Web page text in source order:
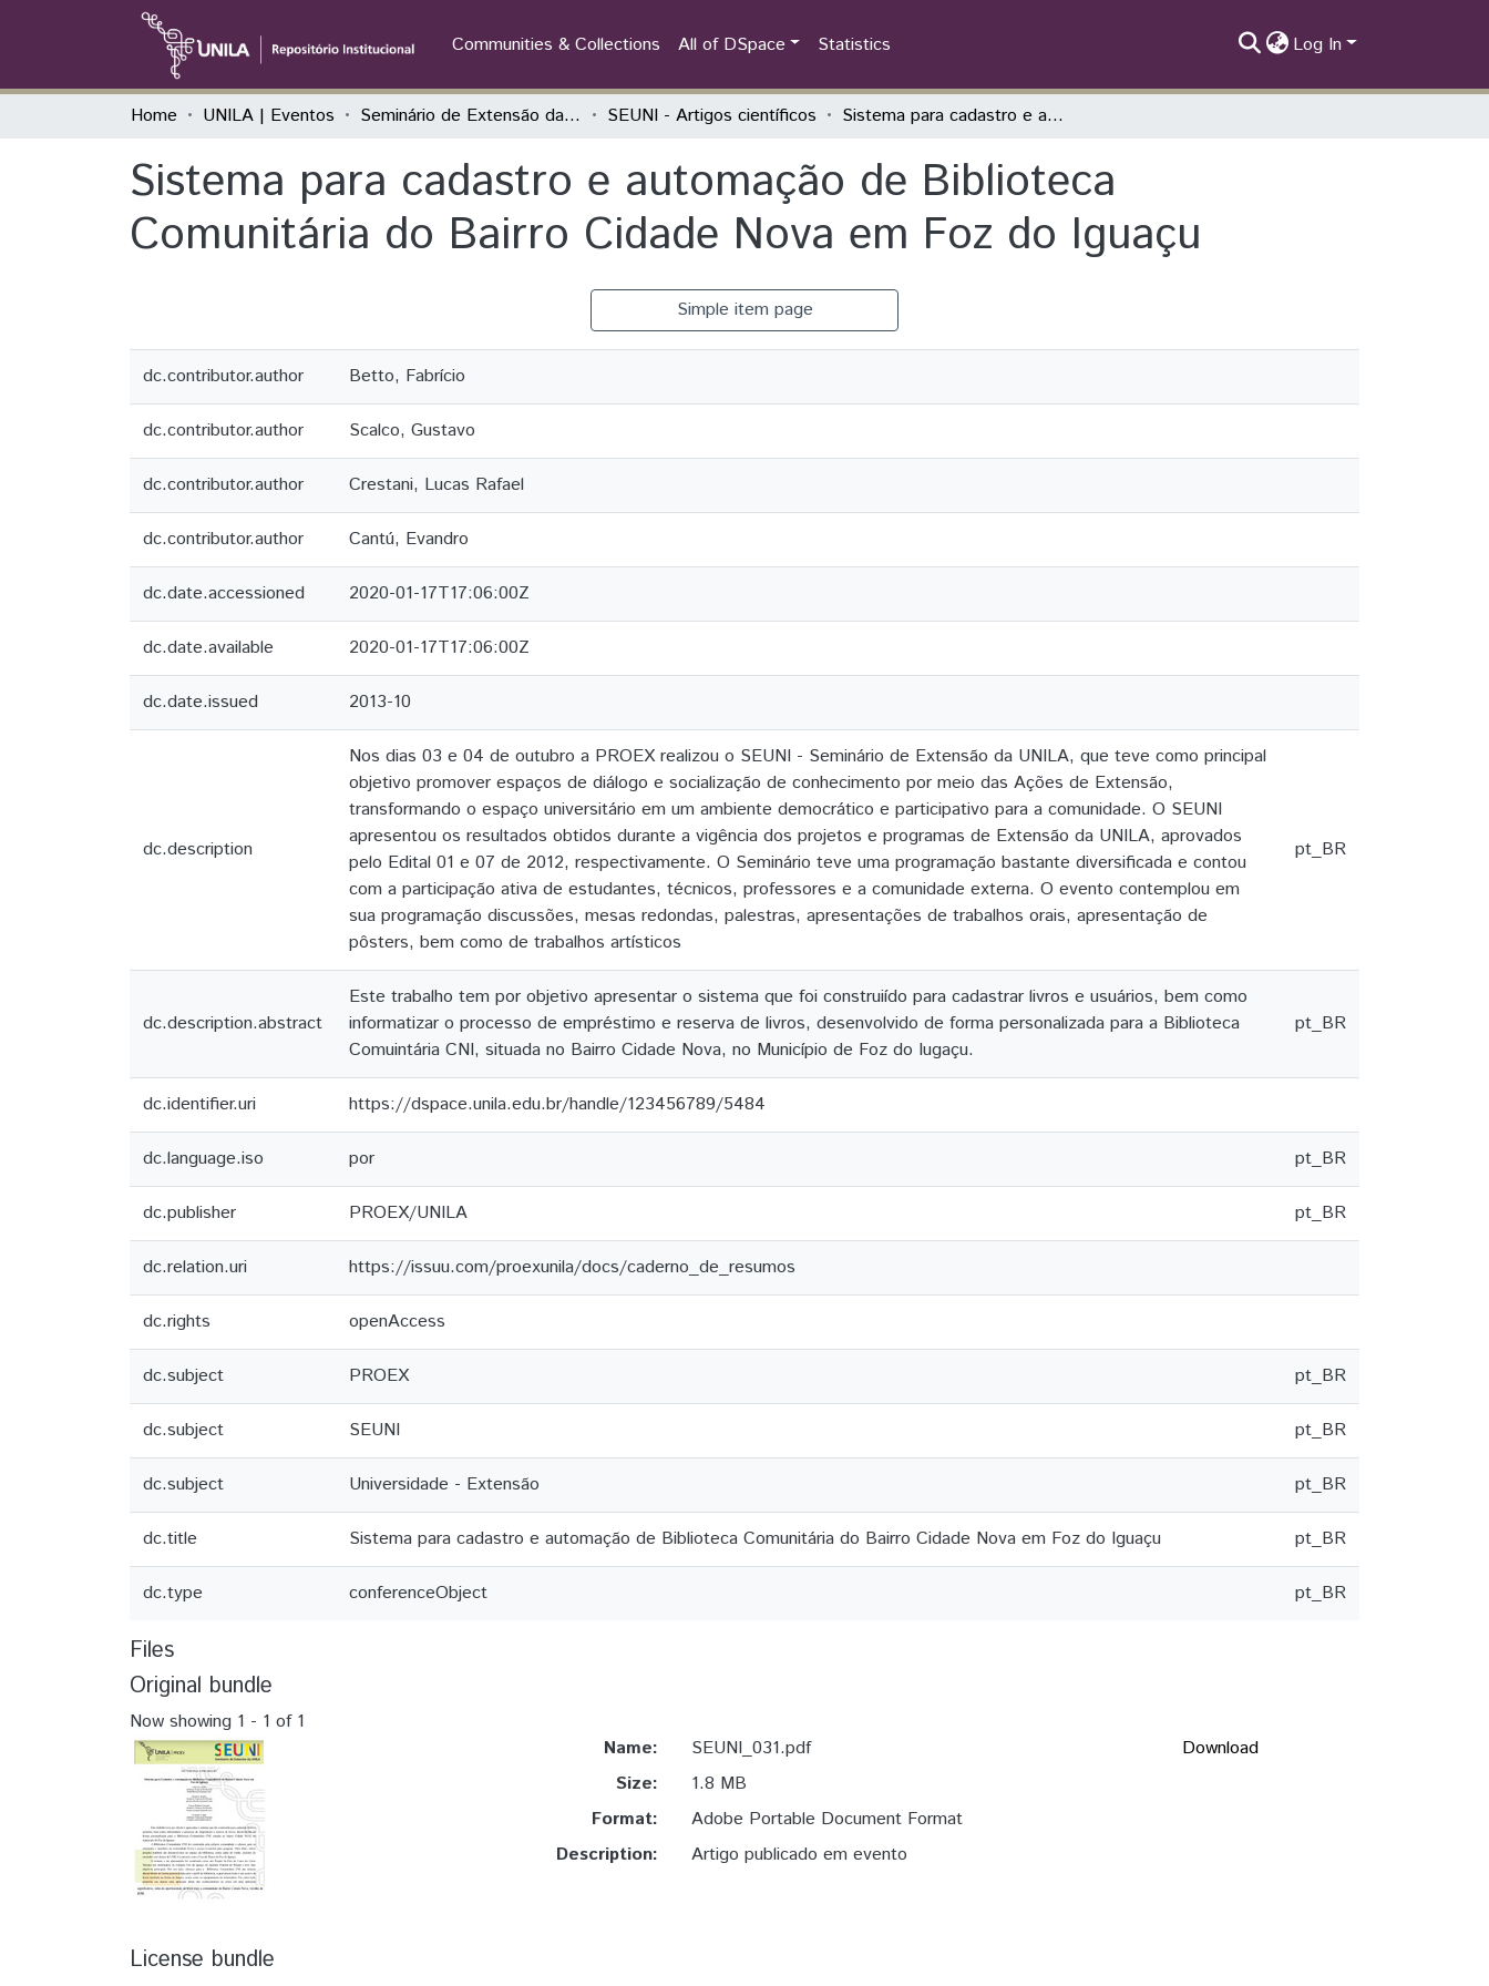
Communities & Collections All of DSpace Statistics Log In
Home UNILA | Eventos Seminário de Extensão da UNILA (SEUNI) SEUNI - Artigos científicos Sistema para cadastro e automação de Biblioteca Comunitária do Bairro Cidade Nova em Foz do Iguaçu
Sistema para cadastro e automação de Biblioteca
Comunitária do Bairro Cidade Nova em Foz do Iguaçu
Simple item page
dc.contributor.author Betto, Fabrício
dc.contributor.author Scalco, Gustavo
dc.contributor.author Crestani, Lucas Rafael
dc.contributor.author Cantú, Evandro
dc.date.accessioned 2020-01-17T17:06:00Z
dc.date.available 2020-01-17T17:06:00Z
dc.date.issued 2013-10
dc.description
Nos dias 03 e 04 de outubro a PROEX realizou o SEUNI - Seminário de Extensão da UNILA, que teve como principal
objetivo promover espaços de diálogo e socialização de conhecimento por meio das Ações de Extensão,
transformando o espaço universitário em um ambiente democrático e participativo para a comunidade. O SEUNI
apresentou os resultados obtidos durante a vigência dos projetos e programas de Extensão da UNILA, aprovados
pelo Edital 01 e 07 de 2012, respectivamente. O Seminário teve uma programação bastante diversificada e contou
com a participação ativa de estudantes, técnicos, professores e a comunidade externa. O evento contemplou em
sua programação discussões, mesas redondas, palestras, apresentações de trabalhos orais, apresentação de
pôsters, bem como de trabalhos artísticos
pt_BR
dc.description.abstract
Este trabalho tem por objetivo apresentar o sistema que foi construiído para cadastrar livros e usuários, bem como
informatizar o processo de empréstimo e reserva de livros, desenvolvido de forma personalizada para a Biblioteca
Comuintária CNI, situada no Bairro Cidade Nova, no Município de Foz do Iugaçu.
pt_BR
dc.identifier.uri https://dspace.unila.edu.br/handle/123456789/5484
dc.language.iso por pt_BR
dc.publisher PROEX/UNILA pt_BR
dc.relation.uri https://issuu.com/proexunila/docs/caderno_de_resumos
dc.rights openAccess
dc.subject PROEX pt_BR
dc.subject SEUNI pt_BR
dc.subject Universidade - Extensão pt_BR
dc.title Sistema para cadastro e automação de Biblioteca Comunitária do Bairro Cidade Nova em Foz do Iguaçu pt_BR
dc.type conferenceObject pt_BR
Files
Original bundle
Now showing 1 - 1 of 1
Name:
SEUNI_031.pdf
Size:
1.8 MB
Format:
Adobe Portable Document Format
Description:
Artigo publicado em evento
Download
License bundle